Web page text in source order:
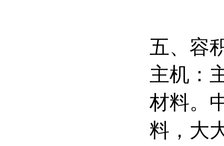
五、容
主机：
材料。
料，大